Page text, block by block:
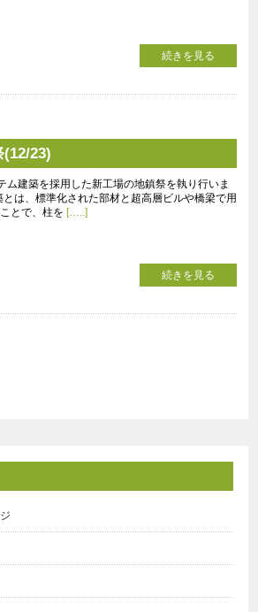
続きを見る
23)
ム建築を採用した新工場の地鎮祭を執り行いま
は、標準化された部材と超高層ビルや橋梁で用
とで、柱を […..]
続きを見る